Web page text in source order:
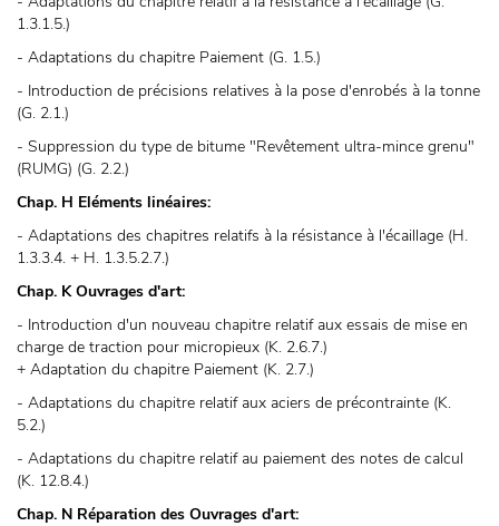
1.3.1.5.)
- Adaptations du chapitre Paiement (G. 1.5.)
- Introduction de précisions relatives à la pose d'enrobés à la tonne
(G. 2.1.)
- Suppression du type de bitume "Revêtement ultra-mince grenu"
(RUMG) (G. 2.2.)
Chap. H Eléments linéaires:
- Adaptations des chapitres relatifs à la résistance à l'écaillage (H.
1.3.3.4. + H. 1.3.5.2.7.)
Chap. K Ouvrages d'art:
- Introduction d'un nouveau chapitre relatif aux essais de mise en
charge de traction pour micropieux (K. 2.6.7.)
+ Adaptation du chapitre Paiement (K. 2.7.)
- Adaptations du chapitre relatif aux aciers de précontrainte (K.
5.2.)
- Adaptations du chapitre relatif au paiement des notes de calcul
(K. 12.8.4.)
Chap. N Réparation des Ouvrages d'art: